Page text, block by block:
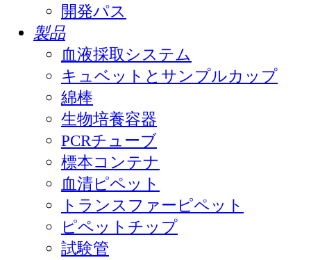
開発パス
製品
血液採取システム
キュベットとサンプルカップ
綿棒
生物培養容器
PCRチューブ
標本コンテナ
血清ピペット
トランスファーピペット
ピペットチップ
試験管